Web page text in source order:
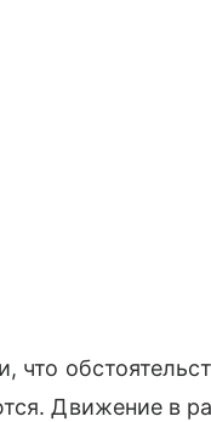
что
Движение в